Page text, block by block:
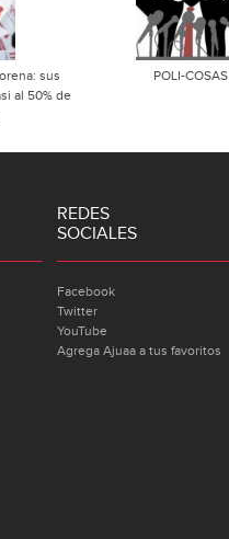
sus
al 50% de
POLI-COSAS
REDES
SOCIALES
Facebook
Twitter
YouTube
Agrega Ajuaa a tus favoritos